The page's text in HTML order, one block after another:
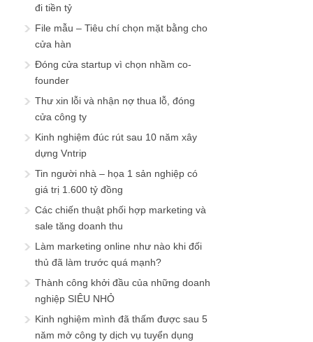
đi tiền tỷ
File mẫu – Tiêu chí chọn mặt bằng cho
cửa hàn
Đóng cửa startup vì chọn nhầm co-
founder
Thư xin lỗi và nhận nợ thua lỗ, đóng
cửa công ty
Kinh nghiệm đúc rút sau 10 năm xây
dựng Vntrip
Tin người nhà – họa 1 sản nghiệp có
giá trị 1.600 tỷ đồng
Các chiến thuật phối hợp marketing và
sale tăng doanh thu
Làm marketing online như nào khi đối
thủ đã làm trước quá mạnh?
Thành công khởi đầu của những doanh
nghiệp SIÊU NHỎ
Kinh nghiệm mình đã thấm được sau 5
năm mở công ty dịch vụ tuyển dụng